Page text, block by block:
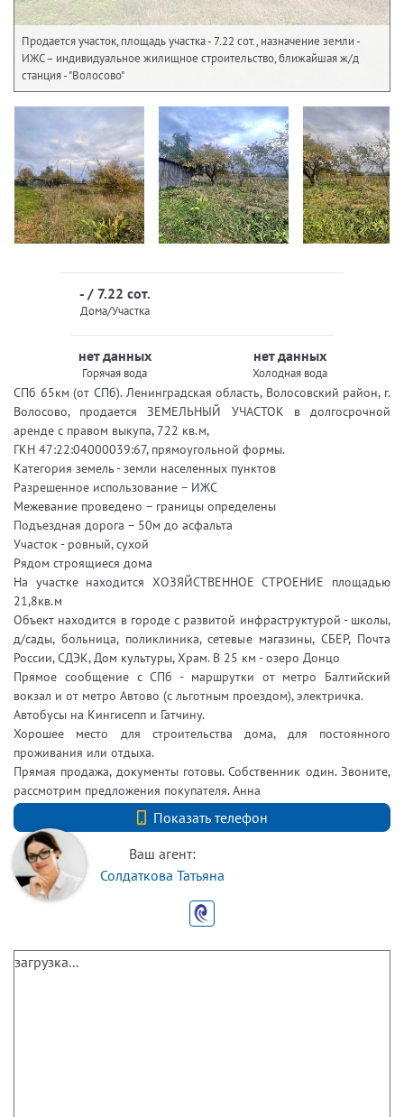
Продается участок, площадь участка - 7.22 сот., назначение земли -
ИЖС – индивидуальное жилищное строительство, ближайшая ж/д
станция - "Волосово"
- / 7.22 сот.
Дома/Участка
нет данных
Горячая вода
нет данных
Холодная вода
СПб 65км (от СПб). Ленинградская область, Волосовский район, г.
Волосово, продается ЗЕМЕЛЬНЫЙ УЧАСТОК в долгосрочной
аренде с правом выкупа, 722 кв.м,
ГКН 47:22:04000039:67, прямоугольной формы.
Категория земель - земли населенных пунктов
Разрешенное использование – ИЖС
Межевание проведено – границы определены
Подъездная дорога – 50м до асфальта
Учaсток - poвный, cухoй
Рядом строящиеся дома
На участке находится ХОЗЯЙСТВЕННОЕ СТРОЕНИЕ площадью
21,8кв.м
Объект находится в городе с развитой инфраструктурой - школы,
д/сады, больница, поликлиника, сетевые магазины, СБЕР, Почта
России, СДЭК, Дом культуры, Храм. В 25 км - озеро Донцо
Прямое сообщение с СПб - маршрутки от метро Балтийский
вокзал и от метро Автово (с льготным проездом), электричка.
Автобусы на Кингисепп и Гатчину.
Хорошее место для строительства дома, для постоянного
проживания или отдыха.
Прямая продажа, документы готовы. Собственник один. Звоните,
рассмотрим предложения покупателя. Анна
Показать телефон
+7 (812) 740-70-40
Ваш агент:
Солдаткова Татьяна
загрузка...